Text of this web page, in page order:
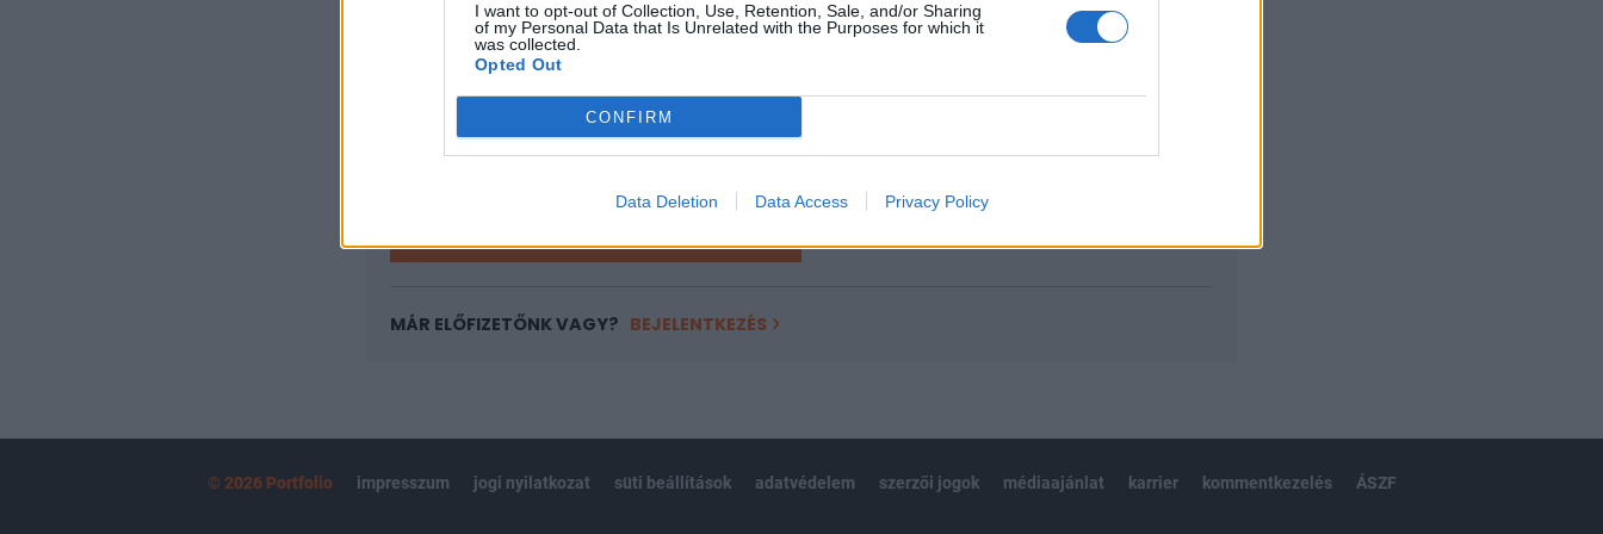
I want to opt-out of Collection, Use, Retention, Sale, and/or Sharing
of my Personal Data that Is Unrelated with the Purposes for which it
was collected.
Opted Out
CONFIRM
Data Deletion Data Access Privacy Policy
A keresett cikk a portfolio.hu hírarchívumához tartozik, melynek olvasása előfizetéses
regisztrációhoz kötött.
Portfolio.hu teljes cikkarchívum
MÁR ELŐFIZETŐNK VAGY? BEJELENTKEZÉS
© 2026 Portfolio impresszum jogi nyilatkozat süti beállítások adatvédelem szerzői jogok médiaajánlat karrier kommentkezelés ÁSZF